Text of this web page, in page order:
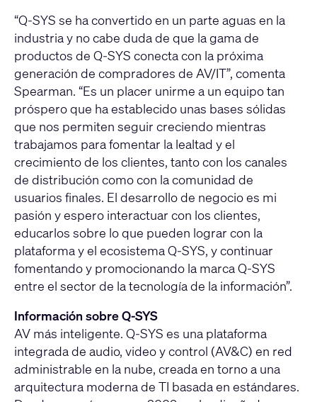
“Q-SYS se ha convertido en un parte aguas en la
industria y no cabe duda de que la gama de
productos de Q-SYS conecta con la próxima
generación de compradores de AV/IT”, comenta
Spearman. “Es un placer unirme a un equipo tan
próspero que ha establecido unas bases sólidas
que nos permiten seguir creciendo mientras
trabajamos para fomentar la lealtad y el
crecimiento de los clientes, tanto con los canales
de distribución como con la comunidad de
usuarios finales. El desarrollo de negocio es mi
pasión y espero interactuar con los clientes,
educarlos sobre lo que pueden lograr con la
plataforma y el ecosistema Q-SYS, y continuar
fomentando y promocionando la marca Q-SYS
entre el sector de la tecnología de la información”.
Información sobre Q-SYS
AV más inteligente. Q-SYS es una plataforma
integrada de audio, video y control (AV&C) en red
administrable en la nube, creada en torno a una
arquitectura moderna de TI basada en estándares.